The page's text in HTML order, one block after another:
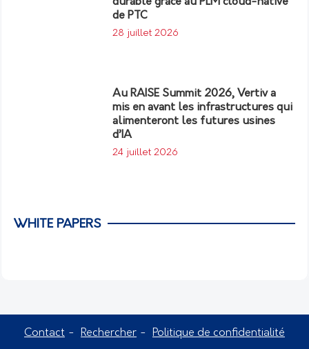
de PTC
28 juillet 2026
Au RAISE Summit 2026, Vertiv a
mis en avant les infrastructures qui
alimenteront les futures usines
d’IA
24 juillet 2026
WHITE PAPERS
Contact Rechercher Politique de confidentialité